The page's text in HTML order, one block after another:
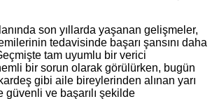
son yıllarda yaşanan gelişmeler,
tedavisinde başarı şansını daha
tam uyumlu bir verici
bir sorun olarak görülürken, bugün
gibi aile bireylerinden alınan yarı
güvenli ve başarılı şekilde